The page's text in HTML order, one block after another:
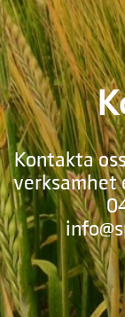
Kontakta
verksamhet